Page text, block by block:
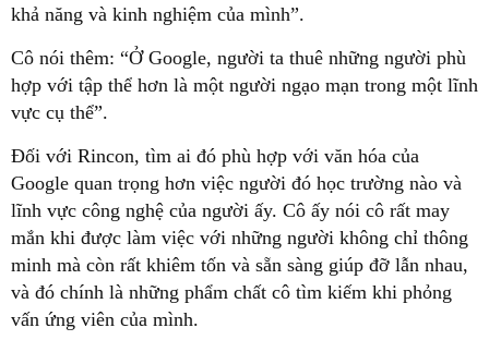
khả năng và kinh nghiệm của mình”.
Cô nói thêm: “Ở Google, người ta thuê những người phù
hợp với tập thể hơn là một người ngạo mạn trong một lĩnh
vực cụ thể”.
Đối với Rincon, tìm ai đó phù hợp với văn hóa của
Google quan trọng hơn việc người đó học trường nào và
lĩnh vực công nghệ của người ấy. Cô ấy nói cô rất may
mắn khi được làm việc với những người không chỉ thông
minh mà còn rất khiêm tốn và sẵn sàng giúp đỡ lẫn nhau,
và đó chính là những phẩm chất cô tìm kiếm khi phỏng
vấn ứng viên của mình.